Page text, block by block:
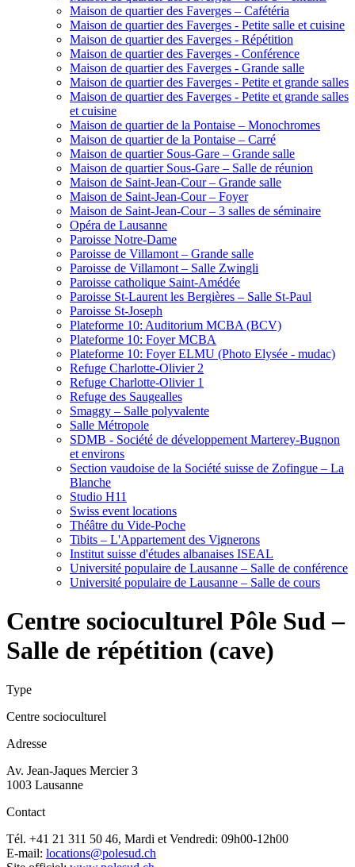
Maison de quartier des Faverges – Cafétéria
Maison de quartier des Faverges - Petite salle et cuisine
Maison de quartier des Faverges - Répétition
Maison de quartier des Faverges - Conférence
Maison de quartier des Faverges - Grande salle
Maison de quartier des Faverges - Petite et grande salles
Maison de quartier des Faverges - Petite et grande salles
et cuisine
Maison de quartier de la Pontaise – Monochromes
Maison de quartier de la Pontaise – Carré
Maison de quartier Sous-Gare – Grande salle
Maison de quartier Sous-Gare – Salle de réunion
Maison de Saint-Jean-Cour – Grande salle
Maison de Saint-Jean-Cour – Foyer
Maison de Saint-Jean-Cour – 3 salles de séminaire
Opéra de Lausanne
Paroisse Notre-Dame
Paroisse de Villamont – Grande salle
Paroisse de Villamont – Salle Zwingli
Paroisse catholique Saint-Amédée
Paroisse St-Laurent les Bergières – Salle St-Paul
Paroisse St-Joseph
Plateforme 10: Auditorium MCBA (BCV)
Plateforme 10: Foyer MCBA
Plateforme 10: Foyer ELMU (Photo Elysée - mudac)
Refuge Charlotte-Olivier 2
Refuge Charlotte-Olivier 1
Refuge des Saugealles
Smaggy – Salle polyvalente
Salle Métropole
SDMB - Société de développement Marterey-Bugnon
et environs
Section vaudoise de la Société suisse de Zofingue – La
Blanche
Studio H11
Swiss event locations
Théâtre du Vide-Poche
Tibits – L'Appartement des Vignerons
Institut suisse d'études albanaises ISEAL
Université populaire de Lausanne – Salle de conférence
Université populaire de Lausanne – Salle de cours
Centre socioculturel Pôle Sud –
Salle de répétition (cave)
Type
Centre socioculturel
Adresse
Av. Jean-Jaques Mercier 3
1003 Lausanne
Contact
Tél. +41 21 311 50 46, Mardi et Vendredi: 09h00-12h00
E-mail: locations@polesud.ch